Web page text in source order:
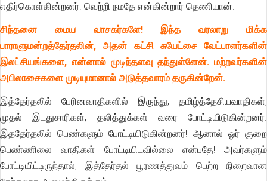
எதிர்கொள்கின்றனர். வெற்றி நமதே என்கின்றார் தெணியான்.
சிந்தனை மைய வாசகர்களே! இந்த வரலாறு மிக்க
பாராளுமன்றத்தேர்தலின், அதன் கட்சி சுயேட்சை வேட்பாளர்களின்
இலட்சியங்களை, என்னால் முடிந்தளவு தந்துள்ளேன். மற்றவர்களின்
அபிலாசைகளை முடியுமானால் அடுத்தவாரம் தருகின்றேன்.
இத்தேர்தலில் பேரினவாதிகளில் இருந்து, தமிழ்த்தேசியவாதிகள்,
முதல் இடதுசாரிகள், தலித்துக்கள் வரை போட்டியிடுகின்றனர்.
இததேர்தலில் பெண்களும் போட்டியிடுகின்றனர்! ஆனால் ஓர் குறை
பெண்ணிலை வாதிகள் போட்டியிடவில்லை என்பதே! அவர்களும்
போட்டியிட்டிருந்தால், இத்தேர்தல் பூரணத்துவம் பெற்ற நிறைவான